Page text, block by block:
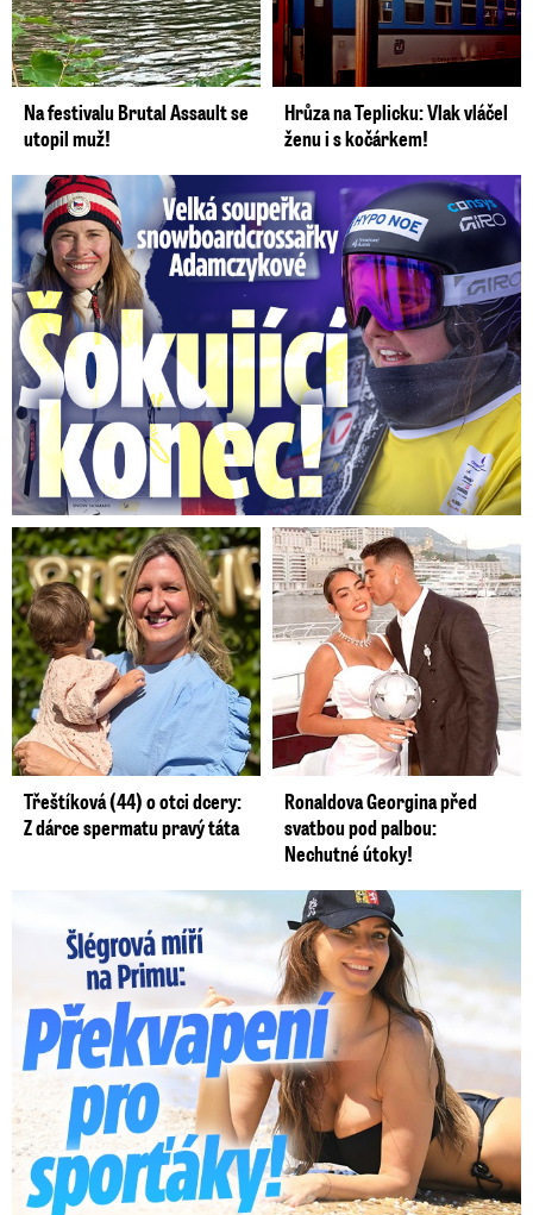
Na festivalu Brutal Assault se
utopil muž!
Hrůza na Teplicku: Vlak vláčel
ženu i s kočárkem!
Velká soupeřka Adamczykové: Šokující konec!
Třeštíková (44) o otci dcery:
Z dárce spermatu pravý táta
Ronaldova Georgina před
svatbou pod palbou:
Nechutné útoky!
Lucie Šlégrová míří na Primu. Překvapení pro sporťáky!